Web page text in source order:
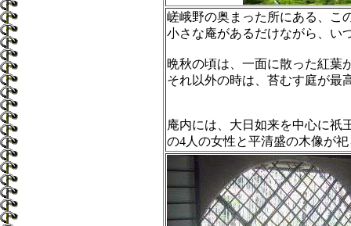
嵯峨野の奥まった所にある、こ
小さな庵があるだけながら、い
晩秋の頃は、一面に散った紅葉
それ以外の時は、苔むす庭が最
庵内には、大日如来を中心に祇
の4人の女性と平清盛の木像が